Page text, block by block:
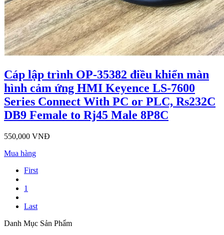
Cáp lập trình OP-35382 điều khiển màn
hình cảm ứng HMI Keyence LS-7600
Series Connect With PC or PLC, Rs232C
DB9 Female to Rj45 Male 8P8C
550,000 VNĐ
Mua hàng
First
1
Last
Danh Mục Sản Phẩm